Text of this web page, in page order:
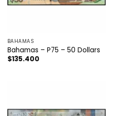
BAHAMAS
Bahamas – P75 – 50 Dollars
$135.400